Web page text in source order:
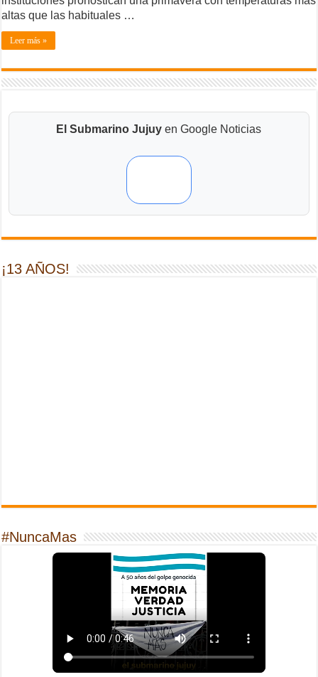
altas que las habituales …
Leer más »
El Submarino Jujuy en Google Noticias
¡13 AÑOS!
#NuncaMas